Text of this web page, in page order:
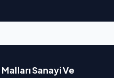
Sanayi Ve